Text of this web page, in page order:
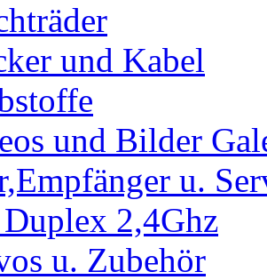
und Kabel
und Bilder
u.
2,4Ghz
u. Zubehör